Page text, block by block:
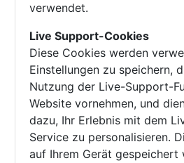
verwendet.
Live Support-Cookies
Diese Cookies werden
Einstellungen zu speichern,
Nutzung der Live-Support-
Website vornehmen, und
dazu, Ihr Erlebnis mit dem
Service zu personalisieren.
auf Ihrem Gerät gespeichert